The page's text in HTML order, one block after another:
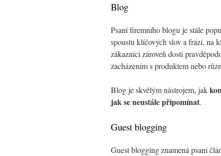
Blog
Psaní firemního blogu je stále
spoustu klíčových slov a frází, na
zákazníci zároveň dosti
zacházením s produktem nebo
Blog je skvělým nástrojem, jak
jak se neustále připomínat.
Guest blogging
Guest blogging znamená psaní